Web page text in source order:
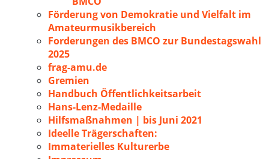
Förderung von Demokratie und Vielfalt im
Amateurmusikbereich
Forderungen des BMCO zur Bundestagswahl
2025
frag-amu.de
Gremien
Handbuch Öffentlichkeitsarbeit
Hans-Lenz-Medaille
Hilfsmaßnahmen | bis Juni 2021
Ideelle Trägerschaften:
Immaterielles Kulturerbe